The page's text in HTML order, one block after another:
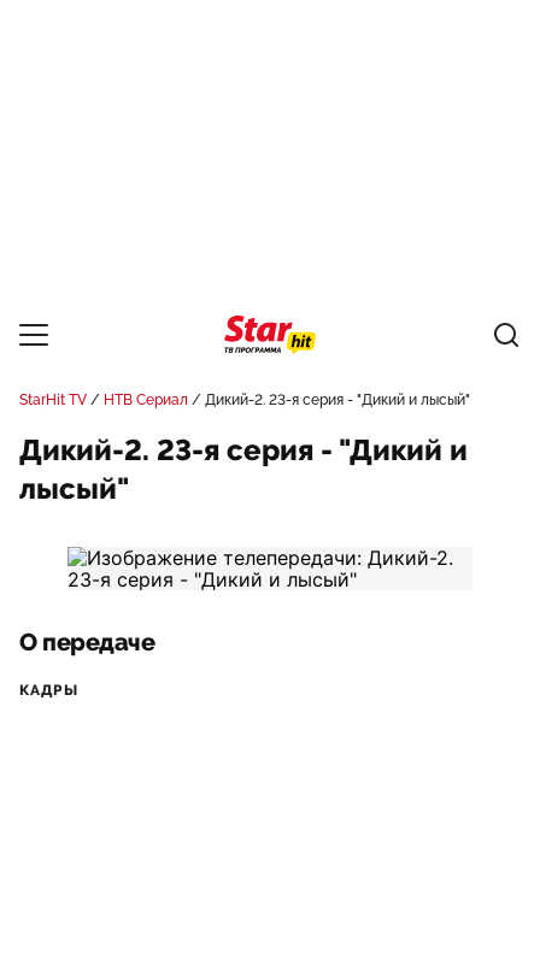
StarHit TV НТВ Сериал Дикий-2. 23-я серия - "Дикий и лысый"
Дикий-2. 23-я серия - "Дикий и
лысый"
О передаче
КАДРЫ